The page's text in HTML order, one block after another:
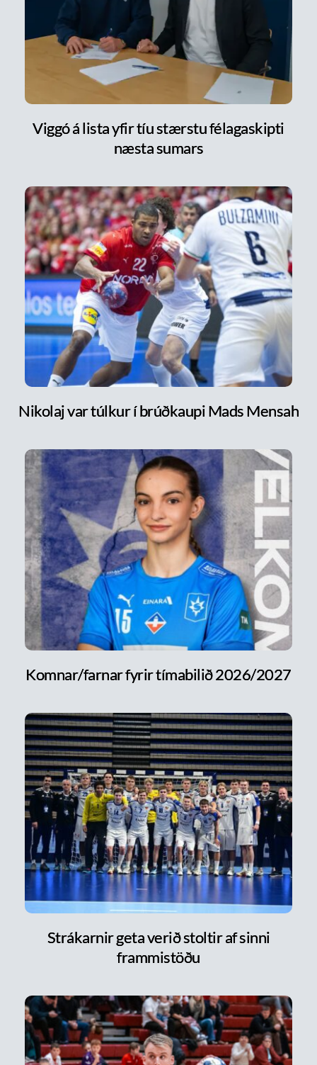
Viggó á lista yfir tíu stærstu félagaskipti
næsta sumars
Nikolaj var túlkur í brúðkaupi Mads Mensah
Komnar/farnar fyrir tímabilið 2026/2027
Strákarnir geta verið stoltir af sinni
frammistöðu